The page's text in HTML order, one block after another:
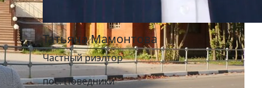
Татьяна Мамонтова
Частный риэлтор
пос. Поведники